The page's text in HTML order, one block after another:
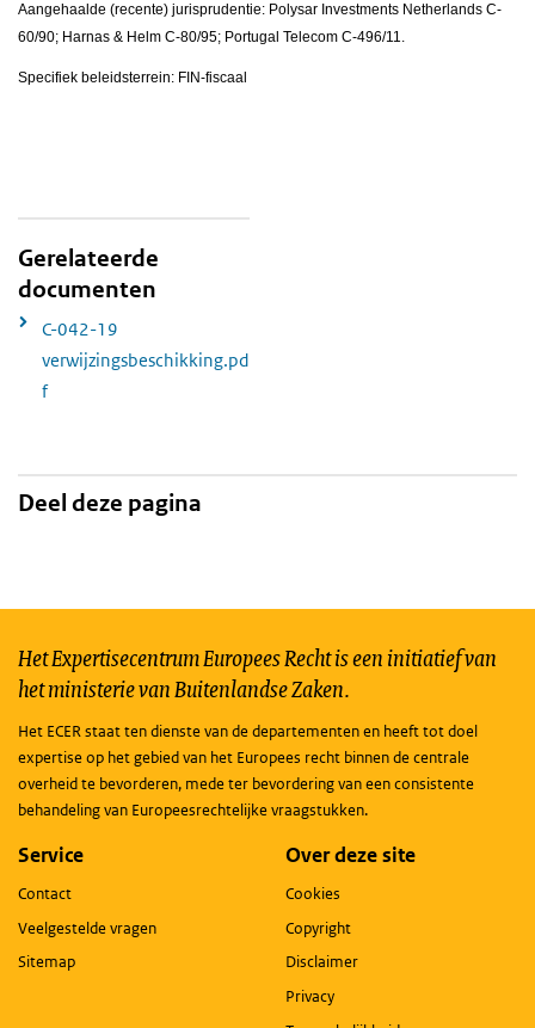
Aangehaalde (recente) jurisprudentie: Polysar Investments Netherlands C-
60/90; Harnas & Helm C-80/95; Portugal Telecom C-496/11.
Specifiek beleidsterrein: FIN-fiscaal
Gerelateerde
documenten
C-042-19
verwijzingsbeschikking.pd
f
Deel deze pagina
Het Expertisecentrum Europees Recht is een initiatief van
het ministerie van Buitenlandse Zaken.
Het ECER staat ten dienste van de departementen en heeft tot doel
expertise op het gebied van het Europees recht binnen de centrale
overheid te bevorderen, mede ter bevordering van een consistente
behandeling van Europeesrechtelijke vraagstukken.
Service
Contact
Veelgestelde vragen
Sitemap
Over deze site
Cookies
Copyright
Disclaimer
Privacy